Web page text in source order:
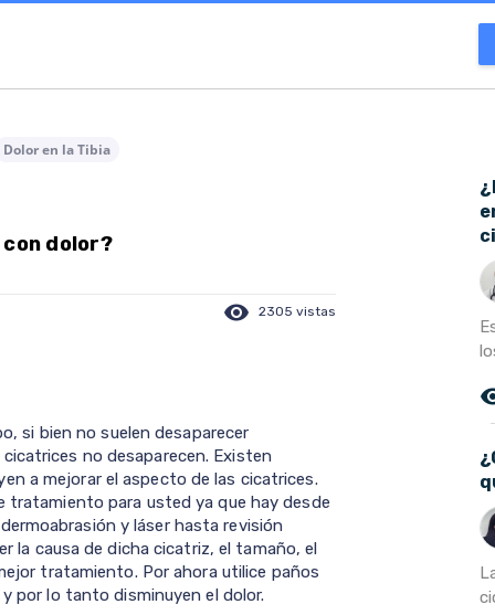
Dolor en la Tibia
dolor?
visibility 2305 vistas
si bien no suelen desaparecer
no desaparecen. Existen
a mejorar el aspecto de las cicatrices.
tratamiento para usted ya que hay desde
y láser hasta revisión
la causa de dicha cicatriz, el tamaño, el
tratamiento. Por ahora utilice paños
por lo tanto disminuyen el dolor.